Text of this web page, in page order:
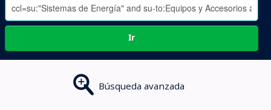
Ir
Búsqueda avanzada